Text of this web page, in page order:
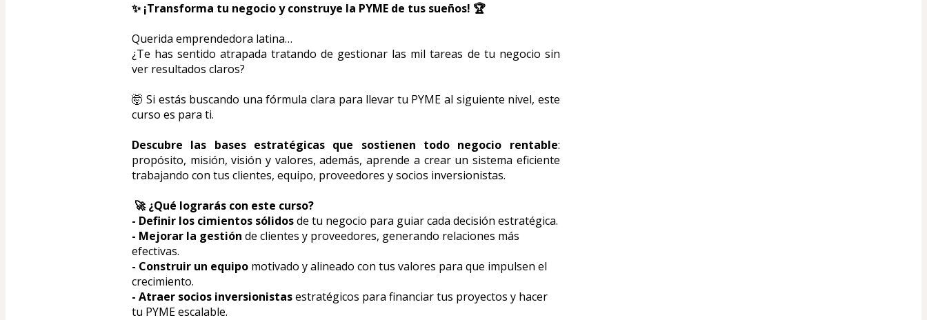
✨ ¡Transforma tu negocio y construye la PYME de tus sueños! 🏆
Querida emprendedora latina…
¿Te has sentido atrapada tratando de gestionar las mil tareas de tu negocio sin
ver resultados claros?
🤯 Si estás buscando una fórmula clara para llevar tu PYME al siguiente nivel, este
curso es para ti.
Descubre las bases estratégicas que sostienen todo negocio rentable:
propósito, misión, visión y valores, además, aprende a crear un sistema eficiente
trabajando con tus clientes, equipo, proveedores y socios inversionistas.
🚀 ¿Qué lograrás con este curso?
- Definir los cimientos sólidos de tu negocio para guiar cada decisión estratégica.
- Mejorar la gestión de clientes y proveedores, generando relaciones más
efectivas.
- Construir un equipo motivado y alineado con tus valores para que impulsen el
crecimiento.
- Atraer socios inversionistas estratégicos para financiar tus proyectos y hacer
tu PYME escalable.